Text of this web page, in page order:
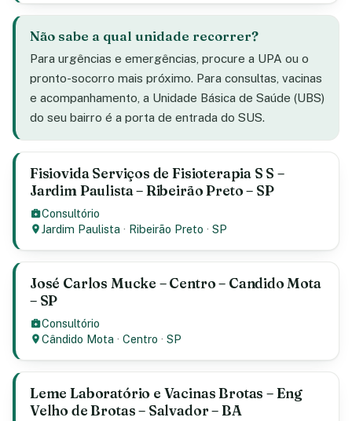
Não sabe a qual unidade recorrer?
Para urgências e emergências, procure a UPA ou o
pronto-socorro mais próximo. Para consultas, vacinas
e acompanhamento, a Unidade Básica de Saúde (UBS)
do seu bairro é a porta de entrada do SUS.
Fisiovida Serviços de Fisioterapia S S –
Jardim Paulista – Ribeirão Preto – SP
Consultório
Jardim Paulista · Ribeirão Preto ·SP
José Carlos Mucke – Centro – Candido Mota
– SP
Consultório
Cândido Mota ·Centro ·SP
Leme Laboratório e Vacinas Brotas – Eng
Velho de Brotas – Salvador – BA